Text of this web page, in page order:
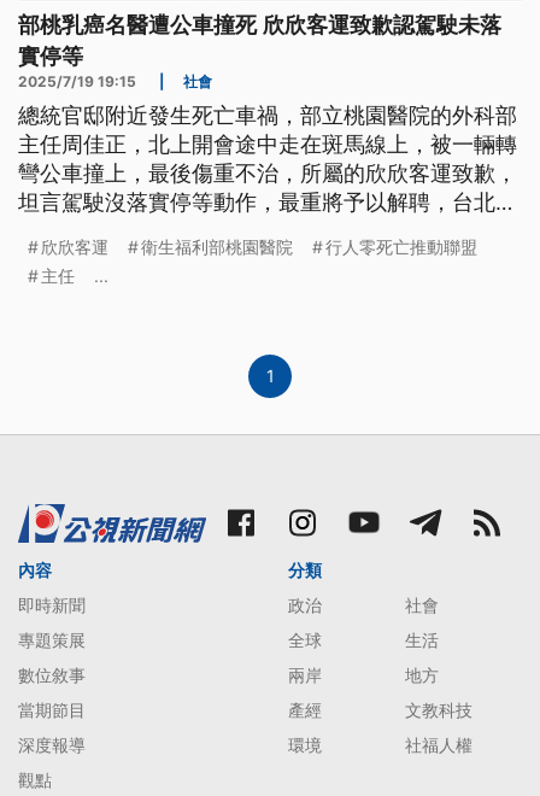
部桃乳癌名醫遭公車撞死 欣欣客運致歉認駕駛未落
實停等
2025/7/19 19:15 社會
總統官邸附近發生死亡車禍，部立桃園醫院的外科部
主任周佳正，北上開會途中走在斑馬線上，被一輛轉
彎公車撞上，最後傷重不治，所屬的欣欣客運致歉，
坦言駕駛沒落實停等動作，最重將予以解聘，台北市
悼，表示醫生的辭世對醫院是無可取代的損失。
欣欣客運 衛生福利部桃園醫院
行人零死亡推動聯盟
主任
...
1
內容
即時新聞
專題策展
數位敘事
當期節目
深度報導
觀點
分類
政治
社會
全球
生活
兩岸
地方
產經
文教科技
環境
社福人權